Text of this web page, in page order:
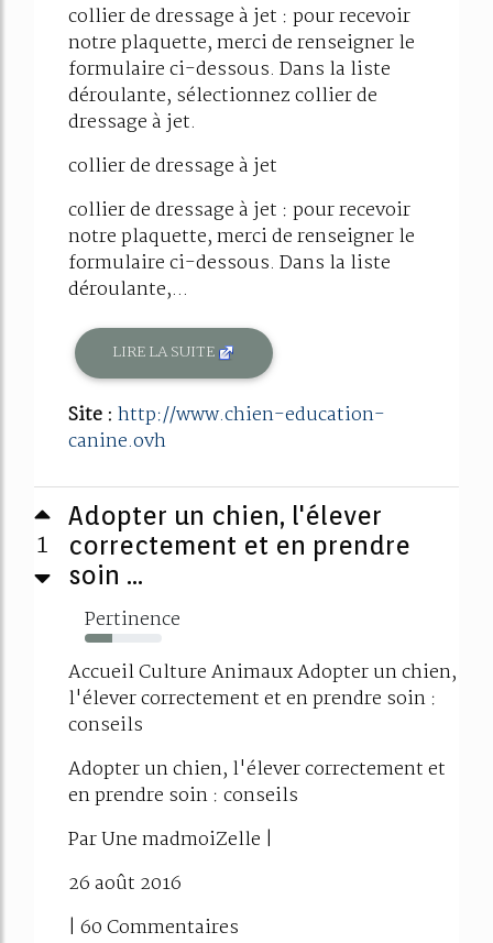
collier de dressage à jet : pour recevoir
notre plaquette, merci de renseigner le
formulaire ci-dessous. Dans la liste
déroulante, sélectionnez collier de
dressage à jet.
collier de dressage à jet
collier de dressage à jet : pour recevoir
notre plaquette, merci de renseigner le
formulaire ci-dessous. Dans la liste
déroulante,...
LIRE LA SUITE
Site : http://www.chien-education-
canine.ovh
1
Adopter un chien, l'élever
correctement et en prendre
soin ...
Pertinence
35%
Accueil Culture Animaux Adopter un chien,
l'élever correctement et en prendre soin :
conseils
Adopter un chien, l'élever correctement et
en prendre soin : conseils
Par Une madmoiZelle |
26 août 2016
| 60 Commentaires